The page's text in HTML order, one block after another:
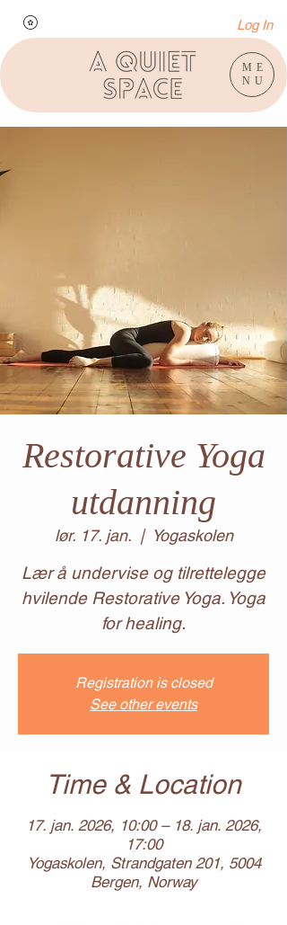
ME
NU
Log In
Restorative Yoga
utdanning
lør. 17. jan.
  |
Yogaskolen
Lær å undervise og tilrettelegge
hvilende Restorative Yoga. Yoga
for healing.
Registration is closed
See other events
Time & Location
17. jan. 2026, 10:00 – 18. jan. 2026,
17:00
Yogaskolen, Strandgaten 201, 5004
Bergen, Norway